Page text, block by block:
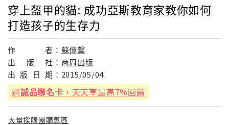
穿上盔甲的貓: 成功亞斯教育家教你如何
打造孩子的生存力
作 者： 蘇偉馨
出
版 社： 商周出版
出 版 日 期： 2015/05/04
刷誠品聯名卡 ，天天享最高7%回饋
大量採購團購專區